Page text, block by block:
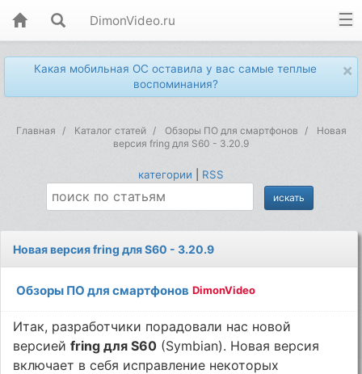
DimonVideo.ru
×
Какая мобильная ОС оставила у вас самые теплые
воспоминания?
Главная Каталог статей Обзоры ПО для смартфонов
Новая
версия fring для S60 - 3.20.9
категории RSS
Новая версия fring для S60 - 3.20.9
Обзоры ПО для смартфонов DimonVideo
Итак, разработчики порадовали нас новой
версиейfring для S60 (Symbian). Новая версия
включает в себя исправление некоторых